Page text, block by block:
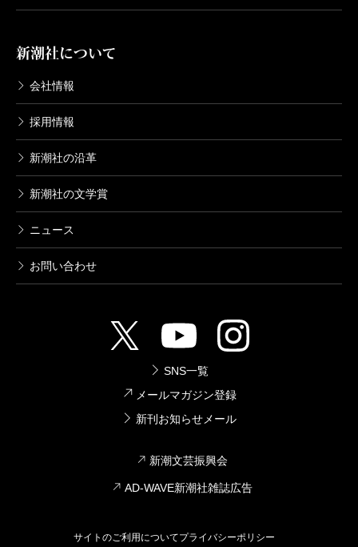
新潮社について
会社情報
採用情報
新潮社の沿革
新潮社の文学賞
ニュース
お問い合わせ
SNS一覧
メールマガジン登録
新刊お知らせメール
新潮文芸振興会
AD-WAVE新潮社雑誌広告
サイトのご利用についてプライバシーポリシー